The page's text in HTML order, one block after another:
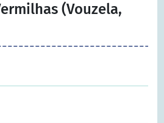
(Vouzela,